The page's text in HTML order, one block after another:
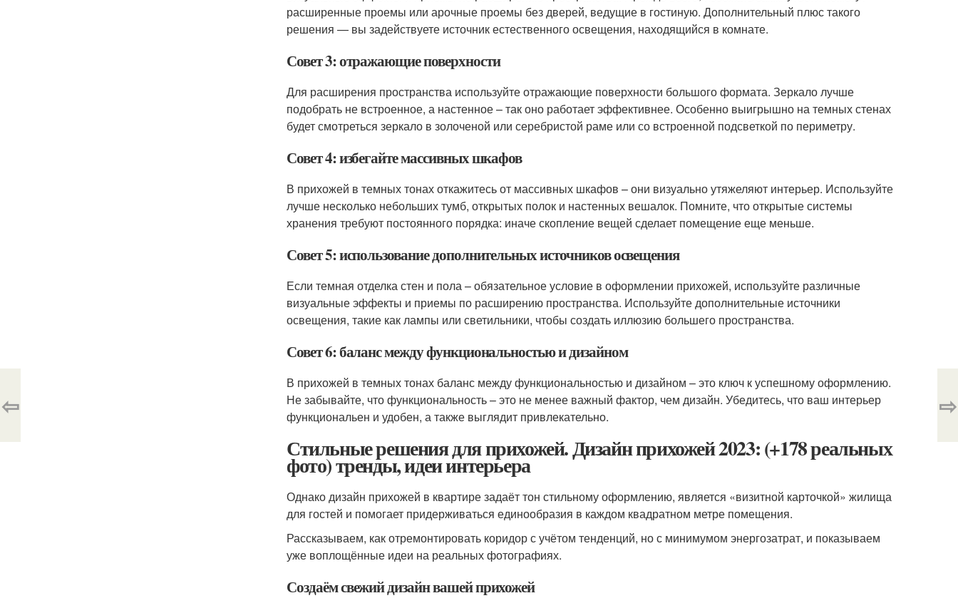
расширенные проемы или арочные проемы без дверей, ведущие в гостиную. Дополнительный плюс такого
решения — вы задействуете источник естественного освещения, находящийся в комнате.
Совет 3: отражающие поверхности
Для расширения пространства используйте отражающие поверхности большого формата. Зеркало лучше
подобрать не встроенное, а настенное – так оно работает эффективнее. Особенно выигрышно на темных стенах
будет смотреться зеркало в золоченой или серебристой раме или со встроенной подсветкой по периметру.
Совет 4: избегайте массивных шкафов
В прихожей в темных тонах откажитесь от массивных шкафов – они визуально утяжеляют интерьер. Используйте
лучше несколько небольших тумб, открытых полок и настенных вешалок. Помните, что открытые системы
хранения требуют постоянного порядка: иначе скопление вещей сделает помещение еще меньше.
Совет 5: использование дополнительных источников освещения
Если темная отделка стен и пола – обязательное условие в оформлении прихожей, используйте различные
визуальные эффекты и приемы по расширению пространства. Используйте дополнительные источники
освещения, такие как лампы или светильники, чтобы создать иллюзию большего пространства.
Совет 6: баланс между функциональностью и дизайном
В прихожей в темных тонах баланс между функциональностью и дизайном – это ключ к успешному оформлению.
Не забывайте, что функциональность – это не менее важный фактор, чем дизайн. Убедитесь, что ваш интерьер
функциональен и удобен, а также выглядит привлекательно.
Стильные решения для прихожей. Дизайн прихожей 2023: (+178 реальных
фото) тренды, идеи интерьера
Однако дизайн прихожей в квартире задаёт тон стильному оформлению, является «визитной карточкой» жилища
для гостей и помогает придерживаться единообразия в каждом квадратном метре помещения.
Рассказываем, как отремонтировать коридор с учётом тенденций, но с минимумом энергозатрат, и показываем
уже воплощённые идеи на реальных фотографиях.
Создаём свежий дизайн вашей прихожей
⇦ ⇨